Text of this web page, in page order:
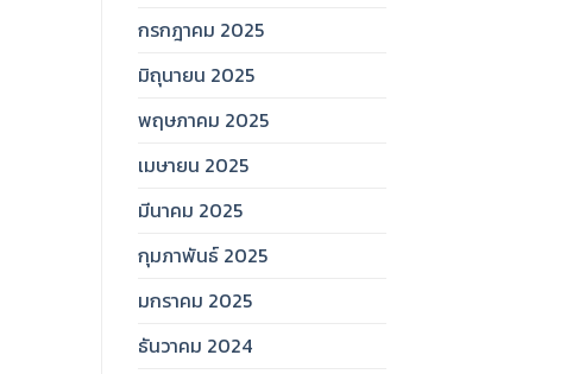
กรกฎาคม 2025
มิถุนายน 2025
พฤษภาคม 2025
เมษายน 2025
มีนาคม 2025
กุมภาพันธ์ 2025
มกราคม 2025
ธันวาคม 2024